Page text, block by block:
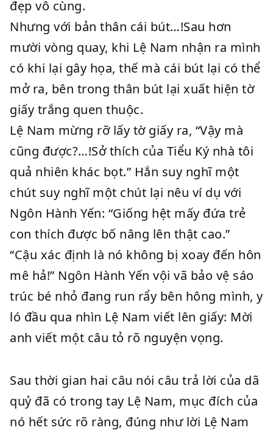
đẹp vô cùng.
Nhưng với bản thân cái bút…!Sau hơn
mười vòng quay, khi Lệ Nam nhận ra mình
có khi lại gây họa, thế mà cái bút lại có thể
mở ra, bên trong thân bút lại xuất hiện tờ
giấy trắng quen thuộc.
Lệ Nam mừng rỡ lấy tờ giấy ra, “Vậy mà
cũng được?…!Sở thích của Tiểu Ký nhà tôi
quả nhiên khác bọt.” Hắn suy nghĩ một
chút suy nghĩ một chút lại nêu ví dụ với
Ngôn Hành Yến: “Giống hệt mấy đứa trẻ
con thích được bố nâng lên thật cao.”
“Cậu xác định là nó không bị xoay đến hôn
mê hả!” Ngôn Hành Yến vội vã bảo vệ sáo
trúc bé nhỏ đang run rẩy bên hông mình, y
ló đầu qua nhìn Lệ Nam viết lên giấy: Mời
anh viết một câu tỏ rõ nguyện vọng.
Sau thời gian hai câu nói câu trả lời của dã
quỷ đã có trong tay Lệ Nam, mục đích của
nó hết sức rõ ràng, đúng như lời Lệ Nam